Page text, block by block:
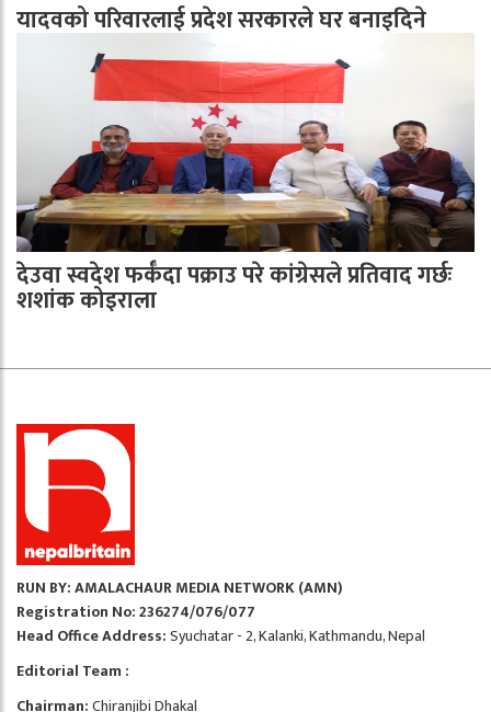
यादवको परिवारलाई प्रदेश सरकारले घर बनाइदिने
देउवा स्वदेश फर्कँदा पक्राउ परे कांग्रेसले प्रतिवाद गर्छः
शशांक कोइराला
RUN BY: AMALACHAUR MEDIA NETWORK (AMN)
Registration No: 236274/076/077
Head Office Address:Syuchatar - 2, Kalanki, Kathmandu, Nepal
Editorial Team :
Chairman:Chiranjibi Dhakal